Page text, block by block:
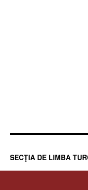
SECŢIA DE LIMBA